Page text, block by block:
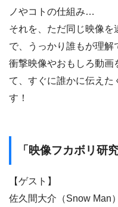
ノやコトの仕組み…
それを、ただ同じ映像を
で、うっかり誰もが理解
衝撃映像やおもしろ動画
て、すぐに誰かに伝え
す！
「映像フカボリ研
【ゲスト】
佐久間大介（Snow Man